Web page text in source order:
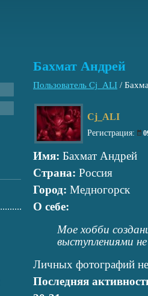
Бахмат Андрей
Пользователь Cj_ALI /
Cj_ALI
Регистрация:
Имя: Бахмат Андрей
Страна: Россия
Город: Медногорск
О себе:
Мое хобби
выступлениями
Личных фотографий
Последняя